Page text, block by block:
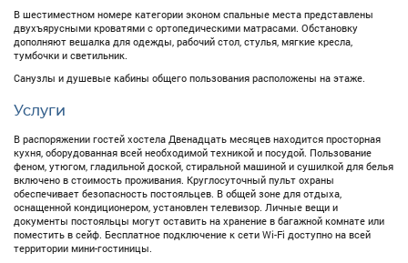
В шестиместном номере категории эконом спальные места представлены
двухъярусными кроватями с ортопедическими матрасами. Обстановку
дополняют вешалка для одежды, рабочий стол, стулья, мягкие кресла,
тумбочки и светильник.
Санузлы и душевые кабины общего пользования расположены на этаже.
Услуги
В распоряжении гостей хостела Двенадцать месяцев находится просторная
кухня, оборудованная всей необходимой техникой и посудой. Пользование
феном, утюгом, гладильной доской, стиральной машиной и сушилкой для белья
включено в стоимость проживания. Круглосуточный пульт охраны
обеспечивает безопасность постояльцев. В общей зоне для отдыха,
оснащенной кондиционером, установлен телевизор. Личные вещи и
документы постояльцы могут оставить на хранение в багажной комнате или
поместить в сейф. Бесплатное подключение к сети Wi-Fi доступно на всей
территории мини-гостиницы.